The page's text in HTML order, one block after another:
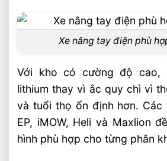
Xe nâng tay điện phù
Với kho có cường độ cao,
lithium thay vì ắc quy chì vì
và tuổi thọ ổn định hơn. Các
EP, iMOW, Heli và Maxlion
hình phù hợp cho từng phân